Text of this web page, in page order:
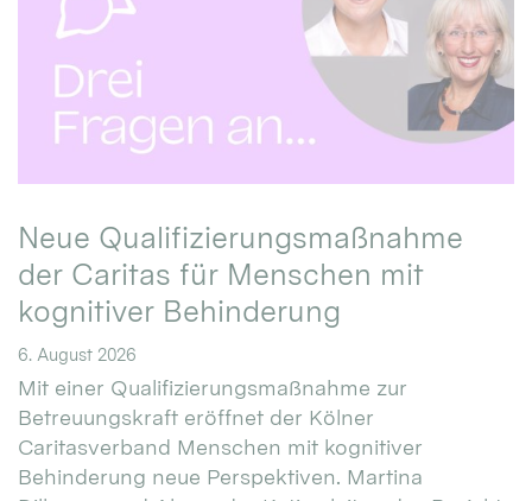
Neue Qualifizierungsmaßnahme
der Caritas für Menschen mit
kognitiver Behinderung
6. August 2026
Mit einer Qualifizierungsmaßnahme zur
Betreuungskraft eröffnet der Kölner
Caritasverband Menschen mit kognitiver
Behinderung neue Perspektiven. Martina